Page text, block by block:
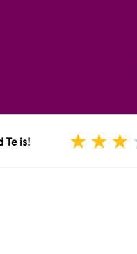
Te is!